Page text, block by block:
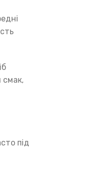
смак,
під